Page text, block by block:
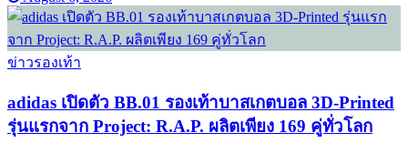
ข่าวรองเท้า
adidas เปิดตัว BB.01 รองเท้าบาสเกตบอล 3D-Printed
รุ่นแรกจาก Project: R.A.P. ผลิตเพียง 169 คู่ทั่วโลก